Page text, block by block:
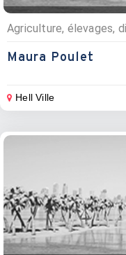
Maura Poulet
Hell Ville